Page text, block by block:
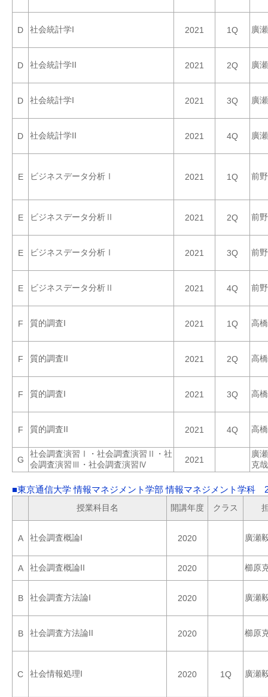
D 社会統計学I 2021 1Q 廣
D 社会統計学II 2021 2Q 廣
D 社会統計学I 2021 3Q 廣
D 社会統計学II 2021 4Q 廣
E ビジネスデータ分析Ⅰ 2021 1Q 前
E ビジネスデータ分析Ⅱ 2021 2Q 前
E ビジネスデータ分析Ⅰ 2021 3Q 前
E ビジネスデータ分析Ⅱ 2021 4Q 前
F 質的調査I 2021 1Q 高
F 質的調査II 2021 2Q 高
F 質的調査I 2021 3Q 高
F 質的調査II 2021 4Q 高
G
社会調査演習Ⅰ・社会調査演習Ⅱ・社
会調査演習Ⅲ・社会調査演習Ⅳ
2021
廣
克哉
■東京通信大学 情報マネジメント学部 情報マネジメント学科
授業科目名 開講年度 クラス
A 社会調査概論I 2020 廣瀬
A 社会調査概論II 2020 櫛原
B 社会調査方法論I 2020 廣瀬
B 社会調査方法論II 2020 櫛原
C 社会情報処理I 2020 1Q 廣瀬